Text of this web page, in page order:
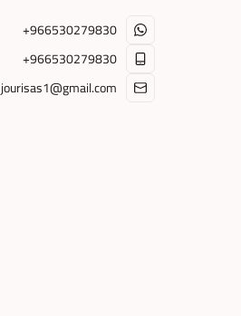
+966530279830
+966530279830
jourisas1@gmail.com